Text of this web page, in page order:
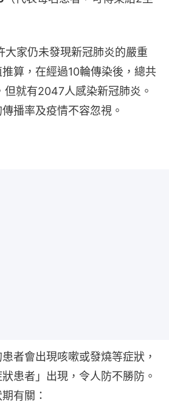
大家仍未發現新冠肺炎的嚴重
算，在經過10輪傳染後，總共
就有2047人感染新冠肺炎。
播率及疫情不容忽視。
者會出現咳嗽或發燒等症狀，
患者」出現，令人防不勝防。
有關：